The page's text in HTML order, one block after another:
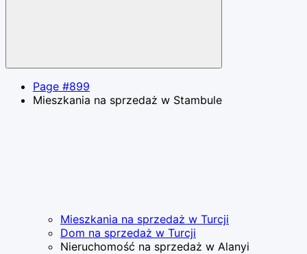
Page #899
Mieszkania na sprzedaż w Stambule
Mieszkania na sprzedaż w Turcji
Dom na sprzedaż w Turcji
Nieruchomość na sprzedaż w Alanyi